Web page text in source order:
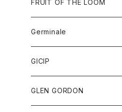
Tシャツ
ボトム
サングラス
FRUIT OF THE LOOM
アウター
パーカー
グッズ
ネクタイ
トップス
Germinale
靴
サンダル
GICIP
トップス
GLEN GORDON